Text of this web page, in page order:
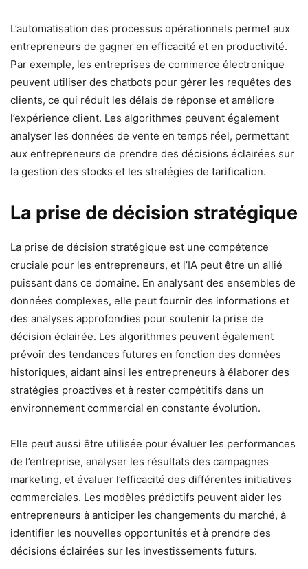
L’automatisation des processus opérationnels permet aux
entrepreneurs de gagner en efficacité et en productivité.
Par exemple, les entreprises de commerce électronique
peuvent utiliser des chatbots pour gérer les requêtes des
clients, ce qui réduit les délais de réponse et améliore
l’expérience client. Les algorithmes peuvent également
analyser les données de vente en temps réel, permettant
aux entrepreneurs de prendre des décisions éclairées sur
la gestion des stocks et les stratégies de tarification.
La prise de décision stratégique
La prise de décision stratégique est une compétence
cruciale pour les entrepreneurs, et l’IA peut être un allié
puissant dans ce domaine. En analysant des ensembles de
données complexes, elle peut fournir des informations et
des analyses approfondies pour soutenir la prise de
décision éclairée. Les algorithmes peuvent également
prévoir des tendances futures en fonction des données
historiques, aidant ainsi les entrepreneurs à élaborer des
stratégies proactives et à rester compétitifs dans un
environnement commercial en constante évolution.
Elle peut aussi être utilisée pour évaluer les performances
de l’entreprise, analyser les résultats des campagnes
marketing, et évaluer l’efficacité des différentes initiatives
commerciales. Les modèles prédictifs peuvent aider les
entrepreneurs à anticiper les changements du marché, à
identifier les nouvelles opportunités et à prendre des
décisions éclairées sur les investissements futurs.